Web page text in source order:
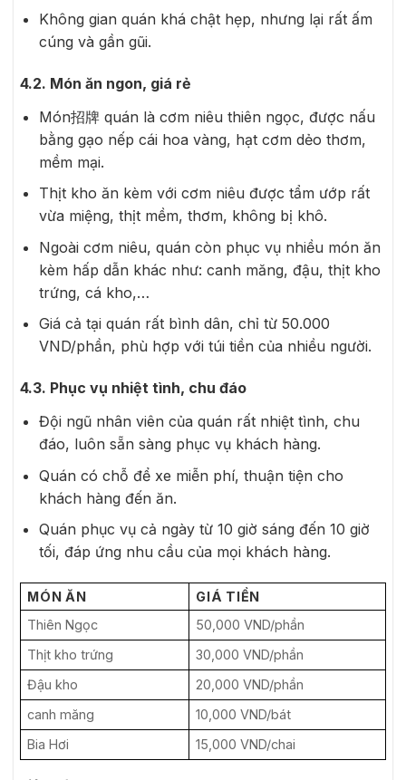
Không gian quán khá chật hẹp, nhưng lại rất ấm
cúng và gần gũi.
4.2. Món ăn ngon, giá rẻ
Món招牌 quán là cơm niêu thiên ngọc, được nấu
bằng gạo nếp cái hoa vàng, hạt cơm dẻo thơm,
mềm mại.
Thịt kho ăn kèm với cơm niêu được tẩm ướp rất
vừa miệng, thịt mềm, thơm, không bị khô.
Ngoài cơm niêu, quán còn phục vụ nhiều món ăn
kèm hấp dẫn khác như: canh măng, đậu, thịt kho
trứng, cá kho,…
Giá cả tại quán rất bình dân, chỉ từ 50.000
VND/phần, phù hợp với túi tiền của nhiều người.
4.3. Phục vụ nhiệt tình, chu đáo
Đội ngũ nhân viên của quán rất nhiệt tình, chu
đáo, luôn sẵn sàng phục vụ khách hàng.
Quán có chỗ để xe miễn phí, thuận tiện cho
khách hàng đến ăn.
Quán phục vụ cả ngày từ 10 giờ sáng đến 10 giờ
tối, đáp ứng nhu cầu của mọi khách hàng.
MÓN ĂN
GIÁ TIỀN
Thiên Ngọc
50,000 VND/phần
Thịt kho trứng
30,000 VND/phần
Đậu kho
20,000 VND/phần
canh măng
10,000 VND/bát
Bia Hơi
15,000 VND/chai